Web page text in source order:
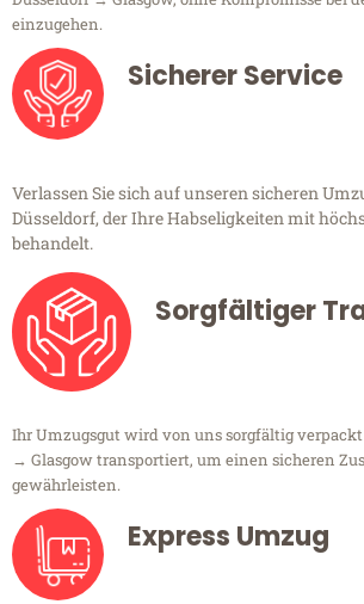
einzugehen.
Sicherer Service
Verlassen Sie sich auf unseren sicheren
Düsseldorf, der Ihre Habseligkeiten mit
behandelt.
Sorgfältiger
Ihr Umzugsgut wird von uns sorgfältig
→ Glasgow transportiert, um einen sicheren
gewährleisten.
Express Umzug